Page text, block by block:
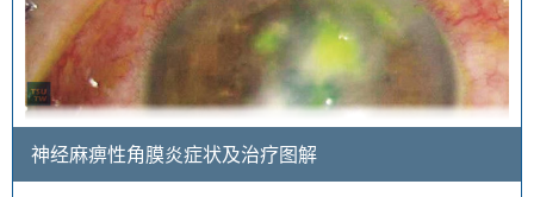
神经麻痹性角膜炎症状及治疗图解